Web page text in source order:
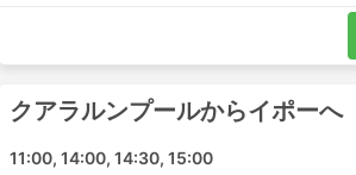
少し余分にお金を投資する価値があり
バスで旅するメリットとデ
メリット
電車や飛行機が通っていない目的
クアラルンプールからイポーへ
11:00, 14:00, 14:30, 15:00